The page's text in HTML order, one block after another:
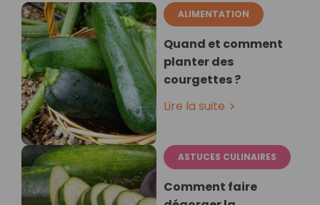
ALIMENTATION
Quand et comment
planter des
courgettes ?
Lire la suite
ASTUCES CULINAIRES
Comment faire